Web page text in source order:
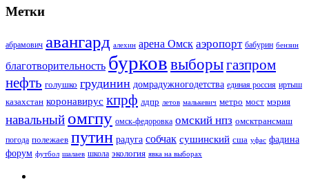
Метки
абрамович авангард алехин арена Омск аэропорт бабурин бензин
благотворительность бурков выборыгазпром
нефть голушко грудинин домрадужногодетства единая россия иртыш
казахстан коронавирус кпрф лдпр летов малькевич метро мост мэрия
навальный омгпу омск-федоровка омский нпз омсктрансмаш
погода полежаев путин радуга собчак сушинский сша уфас фадина
форум футбол шалаев школа экология явка на выборах